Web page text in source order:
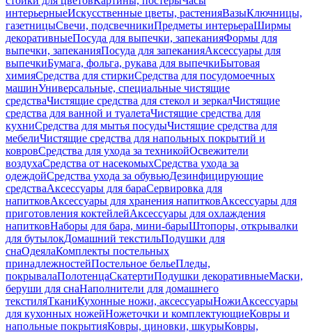
интерьерныеИскусственные цветы, растенияВазыКлючницы,
газетницыСвечи, подсвечникиПредметы интерьераШирмы
декоративныеПосуда для выпечки, запеканияФормы для
выпечки, запеканияПосуда для запеканияАксессуары для
выпечкиБумага, фольга, рукава для выпечкиБытовая
химияСредства для стиркиСредства для посудомоечных
машинУниверсальные, специальные чистящие
средстваЧистящие средства для стекол и зеркалЧистящие
средства для ванной и туалетаЧистящие средства для
кухниСредства для мытья посудыЧистящие средства для
мебелиЧистящие средства для напольных покрытий и
ковровСредства для ухода за техникойОсвежители
воздухаСредства от насекомыхСредства ухода за
одеждойСредства ухода за обувьюДезинфицирующие
средстваАксессуары для бараСервировка для
напитковАксессуары для хранения напитковАксессуары для
приготовления коктейлейАксессуары для охлаждения
напитковНаборы для бара, мини-барыШтопоры, открывалки
для бутылокДомашний текстильПодушки для
снаОдеялаКомплекты постельных
принадлежностейПостельное бельеПледы,
покрывалаПолотенцаСкатертиПодушки декоративныеМаски,
беруши для снаНаполнители для домашнего
текстиляТканиКухонные ножи, аксессуарыНожиАксессуары
для кухонных ножейНожеточки и комплектующиеКовры и
напольные покрытияКовры, циновки, шкурыКовры,